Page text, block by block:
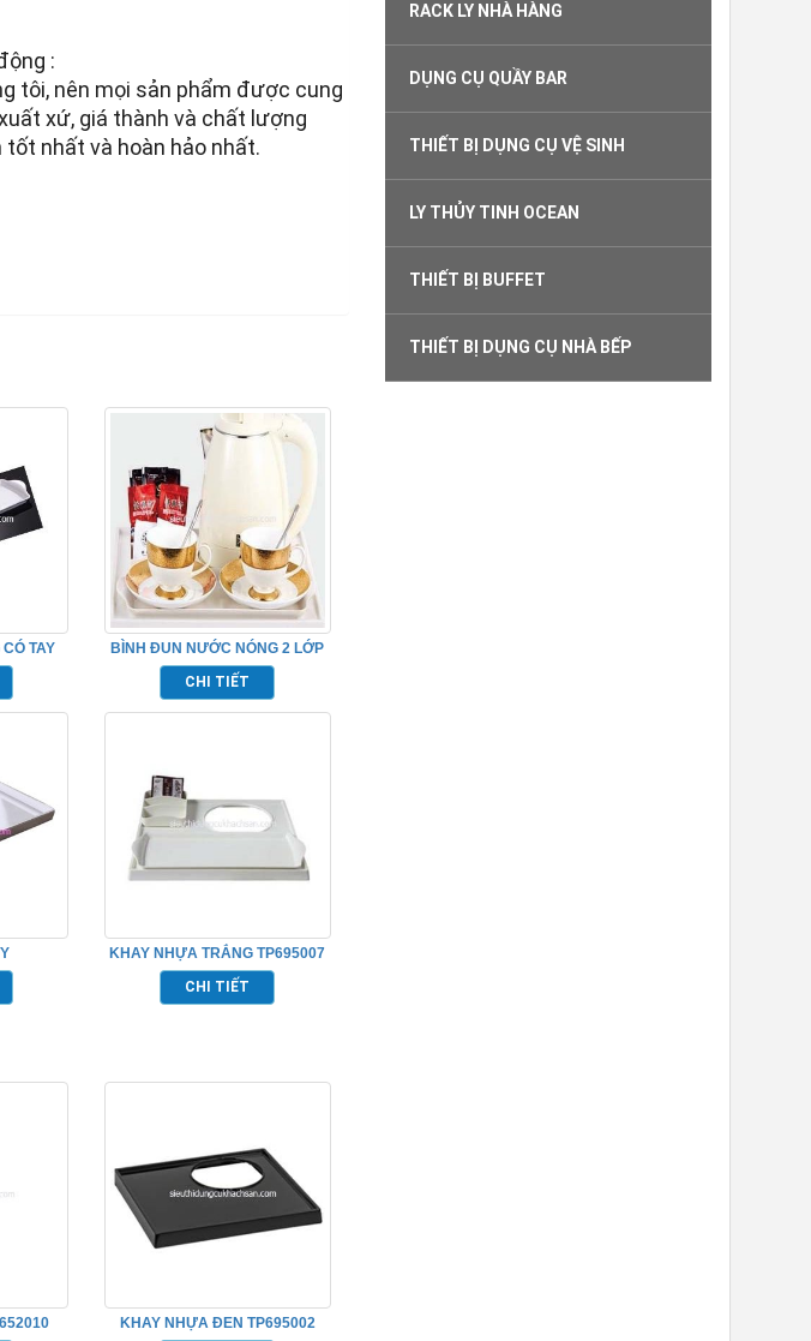
:
tôi, nên mọi sản phẩm được cung
xứ, giá thành và chất lượng
nhất và hoàn hảo nhất.
TAY
BÌNH ĐUN NƯỚC NÓNG 2 LỚP
TP695006
CHI TIẾT
KHAY NHỰA TRẮNG TP695007
CHI TIẾT
KHAY NHỰA ĐEN TP695002
RACK LY NHÀ HÀNG
DỤNG CỤ QUẦY BAR
THIẾT BỊ DỤNG CỤ VỆ SINH
LY THỦY TINH OCEAN
THIẾT BỊ BUFFET
THIẾT BỊ DỤNG CỤ NHÀ BẾP